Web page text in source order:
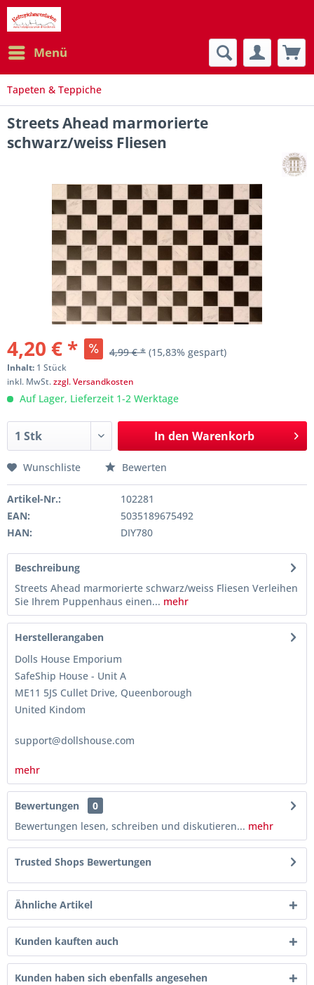
Menü
Tapeten & Teppiche
Streets Ahead marmorierte
schwarz/weiss Fliesen
4,20 € * 4,99 € * (15,83% gespart)
Inhalt: 1 Stück
inkl. MwSt.zzgl. Versandkosten
Auf Lager, Lieferzeit 1-2 Werktage
In den Warenkorb
Wunschliste Bewerten
Artikel-Nr.:
102281
EAN:
5035189675492
HAN:
DIY780
Beschreibung
Streets Ahead marmorierte schwarz/weiss Fliesen Verleihen
Sie Ihrem Puppenhaus einen... mehr
Herstellerangaben
Dolls House Emporium
SafeShip House - Unit A
ME11 5JS Cullet Drive, Queenborough
United Kindom
support@dollshouse.com
mehr
Bewertungen
0
Bewertungen lesen, schreiben und diskutieren... mehr
Trusted Shops Bewertungen
Ähnliche Artikel
Kunden kauften auch
Kunden haben sich ebenfalls angesehen